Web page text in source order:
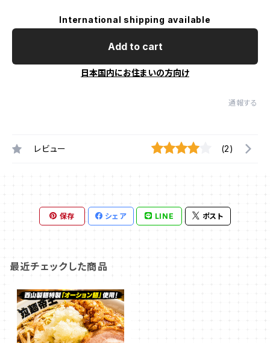
International shipping available
Add to cart
日本国内にお住まいの方向け
通報する
レビュー (2)
保存 シェア LINE ポスト
最近チェックした商品